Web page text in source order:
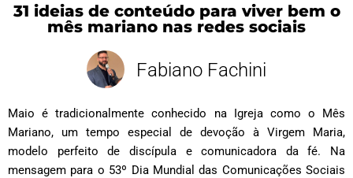
31 ideias de conteúdo para viver bem o
mês mariano nas redes sociais
Fabiano Fachini
Maio é tradicionalmente conhecido na Igreja como o Mês
Mariano, um tempo especial de devoção à Virgem Maria,
modelo perfeito de discípula e comunicadora da fé. Na
mensagem para o 53º Dia Mundial das Comunicações Sociais